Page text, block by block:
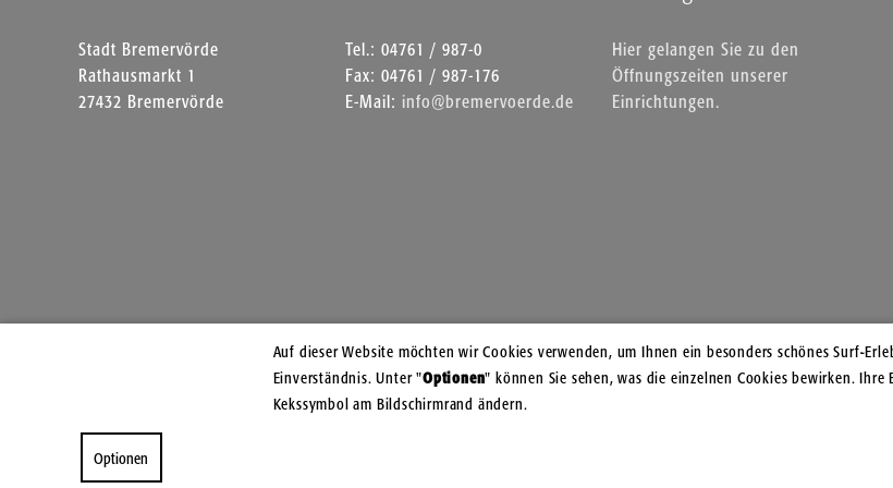
Stadt Bremervörde
Rathausmarkt 1
27432 Bremervörde
Tel.: 04761 / 987-0
Fax: 04761 / 987-176
E-Mail: info@bremervoerde.de
Hier gelangen Sie zu den
Öffnungszeiten unserer
Einrichtungen.
Auf dieser Website möchten wir Cookies verwenden, um Ihnen ein besonders schönes Surf-
Einverständnis. Unter "Optionen" können Sie sehen, was die einzelnen Cookies bewirken.
Kekssymbol am Bildschirmrand ändern.
Optionen